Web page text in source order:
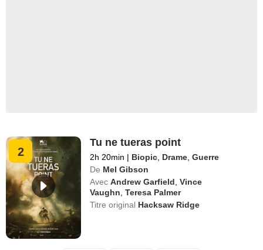
2
Tu ne tueras point
2h 20min | Biopic Drame ,Guerre
De Mel Gibson
Avec Andrew Garfield ,Vince
Vaughn ,Teresa Palmer
Titre original Hacksaw Ridge